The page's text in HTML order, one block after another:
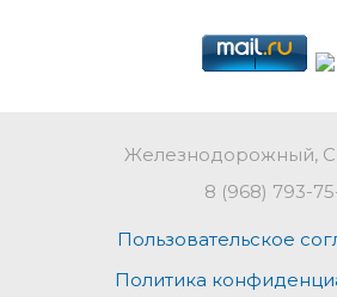
Железнодорожный,
8 (968) 793-
Пользовательское
Политика